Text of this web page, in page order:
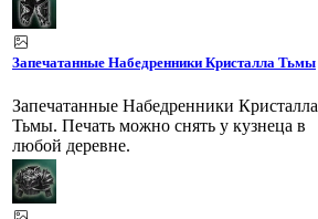
Запечатанные Набедренники Кристалла Тьмы
Запечатанные Набедренники Кристалла
Тьмы. Печать можно снять у кузнеца в
любой деревне.